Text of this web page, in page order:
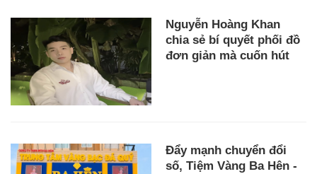
Nguyễn Hoàng Khan
chia sẻ bí quyết phối đồ
đơn giản mà cuốn hút
Đẩy mạnh chuyển đổi
số, Tiệm Vàng Ba Hên -